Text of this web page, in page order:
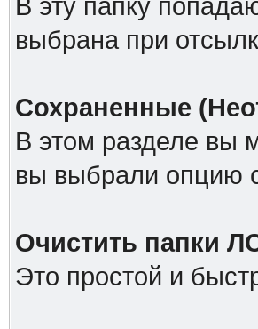
В эту папку
выбрана при
Сохраненные
В этом разделе вы
вы выбрали опцию
Очистить папки
Это простой и